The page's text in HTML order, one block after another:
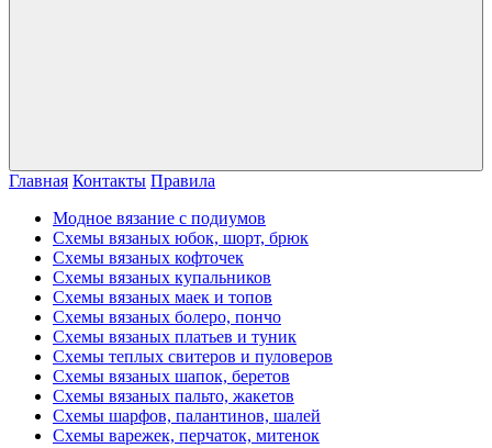
Главная Контакты Правила
Модное вязание с подиумов
Схемы вязаных юбок, шорт, брюк
Схемы вязаных кофточек
Схемы вязаных купальников
Схемы вязаных маек и топов
Схемы вязаных болеро, пончо
Схемы вязаных платьев и туник
Схемы теплых свитеров и пуловеров
Схемы вязаных шапок, беретов
Схемы вязаных пальто, жакетов
Схемы шарфов, палантинов, шалей
Схемы варежек, перчаток, митенок